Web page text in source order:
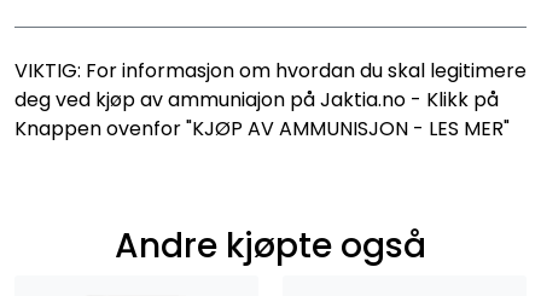
VIKTIG: For informasjon om hvordan du skal legitimere
deg ved kjøp av ammuniajon på Jaktia.no - Klikk på
Knappen ovenfor "KJØP AV AMMUNISJON - LES MER"
Andre kjøpte også